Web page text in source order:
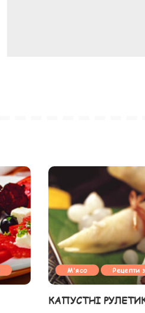
М'ясо Рецепти
КАПУСТНІ